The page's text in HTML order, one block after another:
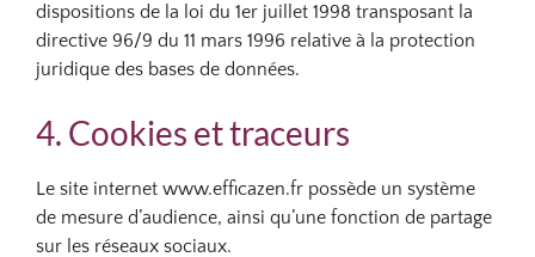
dispositions de la loi du 1er juillet 1998 transposant la
directive 96/9 du 11 mars 1996 relative à la protection
juridique des bases de données.
4. Cookies et traceurs
Le site internet www.efficazen.fr possède un système
de mesure d’audience, ainsi qu’une fonction de partage
sur les réseaux sociaux.